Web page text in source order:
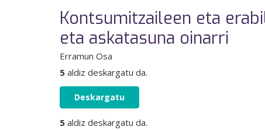
Kontsumitzaileen eta
eta askatasuna oinarri
Erramun Osa
5 aldiz deskargatu da.
Deskargatu
5 aldiz deskargatu da.